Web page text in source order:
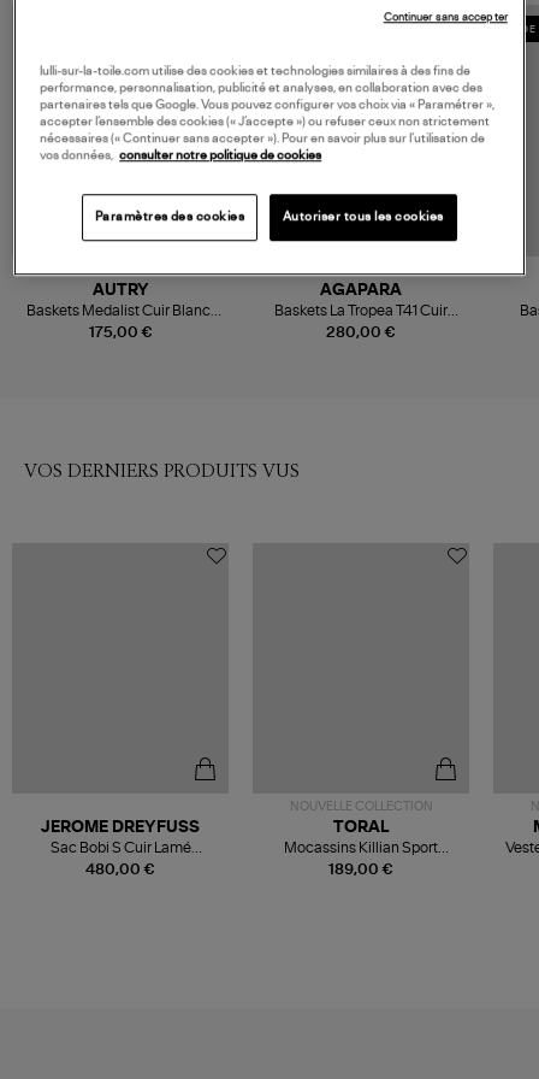
175,00 €
AUTRY
Baskets Medalist Cuir Blanc,
Platine
280,00 €
AGAPARA
Baskets La Tropea T41 Cuir
Vegan Bleu Rouge
VOS DERNIERS PRODUITS VUS
480,00 €
JEROME DREYFUSS
Sac Bobi S Cuir Lamé
Champagne
NOUVELLE COLLECTION
189,00 €
TORAL
Mocassins Killian Sport
Mousse
lulli-sur-la-toile.com utilise des cookies et technologies similaires à des fins de
performance, personnalisation, publicité et analyses, en collaboration avec des
partenaires tels que Google. Vous pouvez configurer vos choix via « Paramétrer »,
accepter l’ensemble des cookies (« J’accepte ») ou refuser ceux non strictement
nécessaires (« Continuer sans accepter »). Pour en savoir plus sur l’utilisation de
vos données, consulter notre politique de cookies
Paramètres des cookies Autoriser tous les cookies
Continuer sans accepter